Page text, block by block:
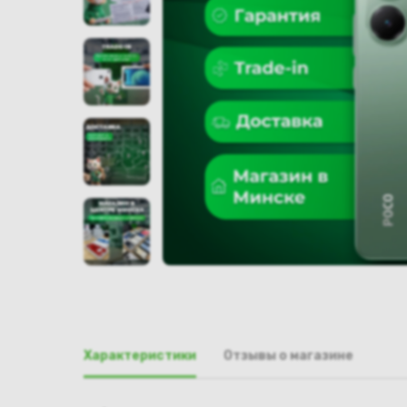
Характеристики Отзывы о магазине